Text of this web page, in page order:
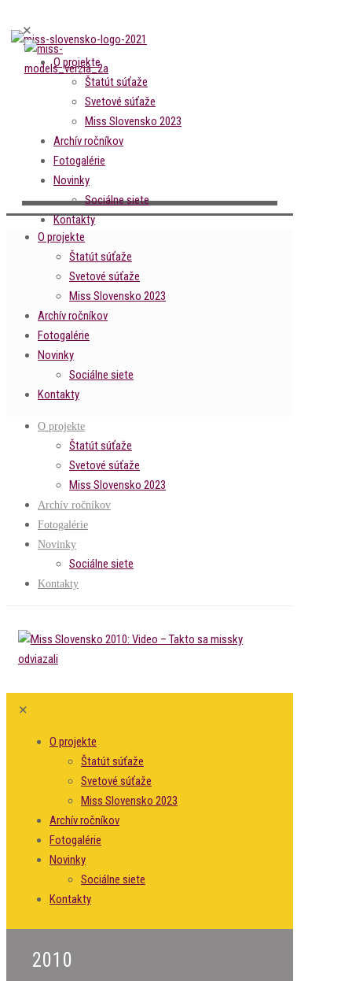
✕
O projekte
Štatút súťaže
Svetové súťaže
Miss Slovensko 2023
Archív ročníkov
Fotogalérie
Novinky
Sociálne siete
Kontakty
O projekte
Štatút súťaže
Svetové súťaže
Miss Slovensko 2023
Archív ročníkov
Fotogalérie
Novinky
Sociálne siete
Kontakty
O projekte
Štatút súťaže
Svetové súťaže
Miss Slovensko 2023
Archív ročníkov
Fotogalérie
Novinky
Sociálne siete
Kontakty
✕
O projekte
Štatút súťaže
Svetové súťaže
Miss Slovensko 2023
Archív ročníkov
Fotogalérie
Novinky
Sociálne siete
Kontakty
2010